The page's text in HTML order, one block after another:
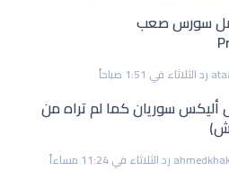
سورس صعب
الثلاثاء في 1:51 صباحاً
سوريان كما لم تراه من
الثلاثاء في 11:24 مساءاً